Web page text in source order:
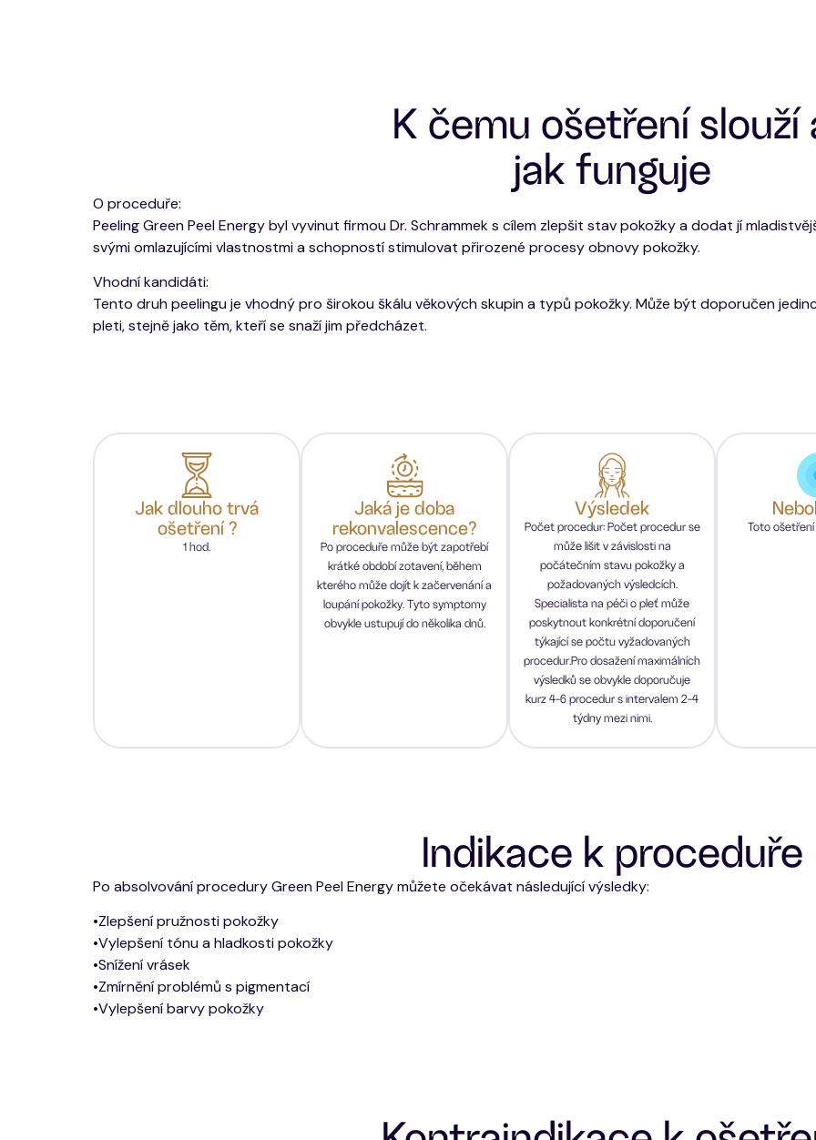
K čemu ošetření slouží
jak funguje
O proceduře:
Peeling Green Peel Energy byl vyvinut firmou Dr. Schrammek s cílem zlepšit stav pokožky a dodat jí
svými omlazujícími vlastnostmi a schopností stimulovat přirozené procesy obnovy pokožky.
Vhodní kandidáti:
Tento druh peelingu je vhodný pro širokou škálu věkových skupin a typů pokožky. Může být doporučen
pleti, stejně jako těm, kteří se snaží jim předcházet.
Jak dlouho trvá
ošetření ?
1 hod.
Jaká je doba
rekonvalescence?
Po proceduře může být zapotřebí
krátké období zotavení, během
kterého může dojít k začervenání a
loupání pokožky. Tyto symptomy
obvykle ustupují do několika dnů.
Výsledek
Počet procedur: Počet procedur se
může lišit v závislosti na
počátečním stavu pokožky a
požadovaných výsledcích.
Specialista na péči o pleť může
poskytnout konkrétní doporučení
týkající se počtu vyžadovaných
procedur.Pro dosažení maximálních
výsledků se obvykle doporučuje
kurz 4-6 procedur s intervalem 2-4
týdny mezi nimi.
Toto
Indikace k proceduře
Po absolvování procedury Green Peel Energy můžete očekávat následující výsledky:
•Zlepšení pružnosti pokožky
•Vylepšení tónu a hladkosti pokožky
•Snížení vrásek
•Zmírnění problémů s pigmentací
•Vylepšení barvy pokožky